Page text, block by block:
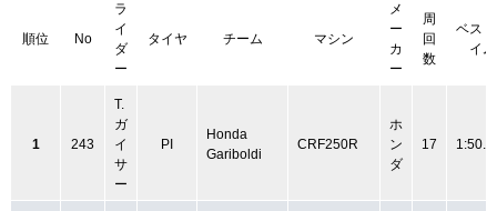
順位 No
ラ
イ
ダ
ー
タイヤ チーム マシン
メ
ー
カ
ー
周
回
数
ベス
イム
1 243
T.
ガ
イ
サ
ー
PI
Honda
Gariboldi
CRF250R
ホ
ン
ダ
17